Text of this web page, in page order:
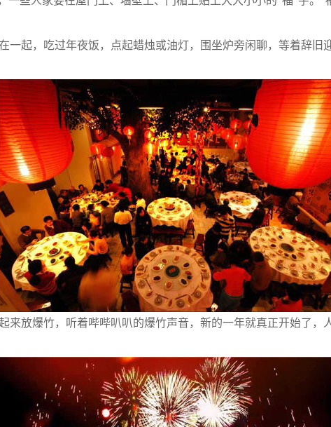
起，吃过年夜饭，点起蜡烛或油灯，围坐炉旁闲聊，等着辞旧
爆竹，听着哔哔叭叭的爆竹声音，新的一年就真正开始了，